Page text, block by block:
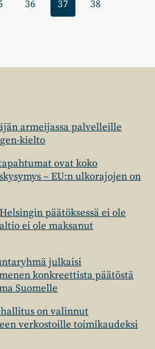
36 37
38
armeijassa palvelleille
kielto
ovat koko
– EU:n ulkorajojen on
päätöksessä ei ole
ei ole maksanut
julkaisi
konkreettista päätöstä
Suomelle
on valinnut
verkostoille toimikaudeksi